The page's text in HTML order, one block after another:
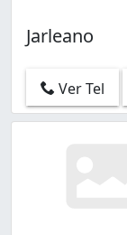
Jarleano
Ver Tel